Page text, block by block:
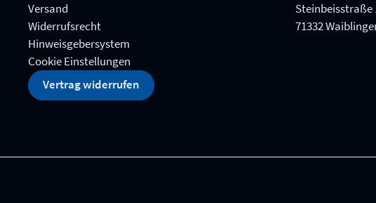
Versand
Widerrufsrecht
Hinweisgebersystem
Cookie Einstellungen
Vertrag widerrufen
Steinbeisstraße
71332